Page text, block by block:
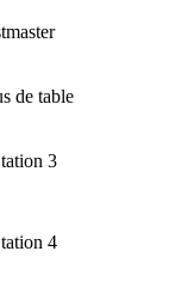
de table
3
4